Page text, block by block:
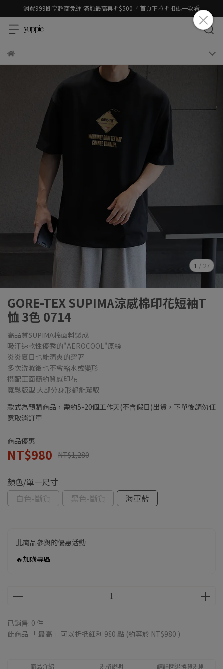
消費999即享超商免運 滿額最高再折$500 .ᐟ 首頁下拉折扣碼一次看
1 / 27
GORE-TEX SUPIMA涼感棉印花短袖T
恤 3色 0714
高品質SUPIMA棉面料製成
吸汗速乾性優秀的"AEROCOOL"原絲
炎炎夏日也能清爽的穿著
多次洗滌後也不會縮水或變形
搭配正面簡約質感印花
寬鬆版型 大部分身形都能駕馭
款式為預購商品，需約5-20個工作天(不含假日)出貨，下單後請勿任
意取消訂單
商品優惠
NT$980 NT$1,280
顏色/單一尺寸
白色-斷貨
黑色-斷貨 海軍藍
此商品參與的優惠活動
🔥加購專區
已銷售: 0 件
此商品 「 最高 」可以折抵紅利 980 點 (約等於 NT$980 )
商品介紹 規格說明 請詳閱退換貨規則